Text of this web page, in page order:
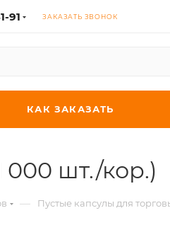
91 ЗАКАЗАТЬ ЗВОНОК
КАК ЗАКАЗАТЬ
000 шт./кор.)
— Пустые капсулы для